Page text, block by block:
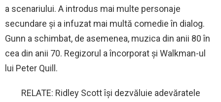
a scenariului. A introdus mai multe personaje
secundare și a infuzat mai multă comedie în dialog.
Gunn a schimbat, de asemenea, muzica din anii 80 în
cea din anii 70. Regizorul a încorporat și Walkman-ul
lui Peter Quill.
RELATE: Ridley Scott își dezvăluie adevăratele